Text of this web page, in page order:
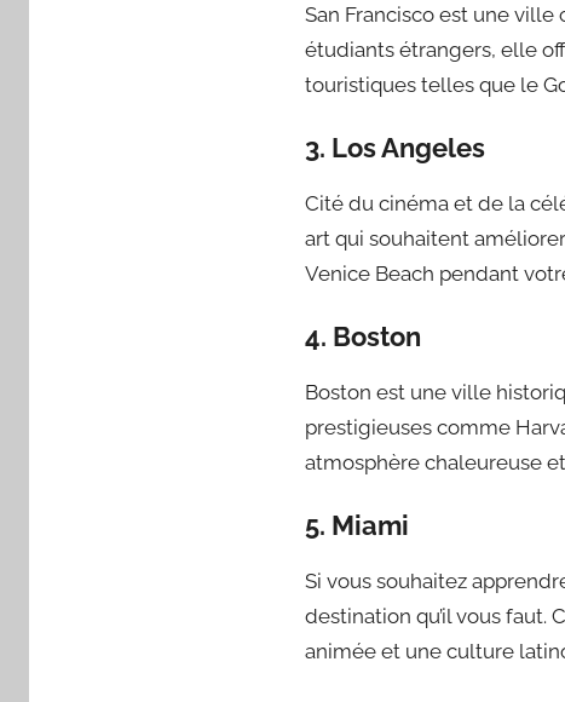
San Francisco est une
étudiants étrangers, elle
touristiques telles que le
3. Los Angeles
Cité du cinéma et de la
art qui souhaitent
Venice Beach pendant
4. Boston
Boston est une ville
prestigieuses comme
atmosphère chaleureuse
5. Miami
Si vous souhaitez
destination qu’il vous
animée et une culture